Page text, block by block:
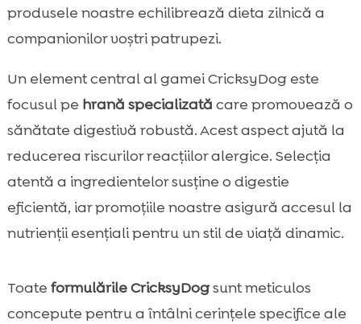
produsele noastre echilibrează dieta zilnică a
companionilor voștri patrupezi.
Un element central al gamei CricksyDog este
focusul pe hrană specializată care promovează o
sănătate digestivă robustă. Acest aspect ajută la
reducerea riscurilor reacțiilor alergice. Selecția
atentă a ingredientelor susține o digestie
eficientă, iar promoțiile noastre asigură accesul la
nutrienții esențiali pentru un stil de viață dinamic.
Toate formulările CricksyDogsunt meticulos
concepute pentru a întâlni cerințele specifice ale